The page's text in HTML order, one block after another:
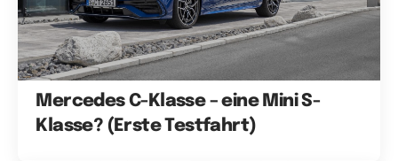
Mercedes C-Klasse – eine Mini S-
Klasse? (Erste Testfahrt)